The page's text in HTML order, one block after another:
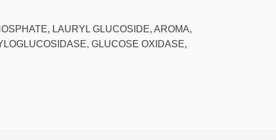
LAURYL GLUCOSIDE, AROMA,
GLUCOSE OXIDASE,